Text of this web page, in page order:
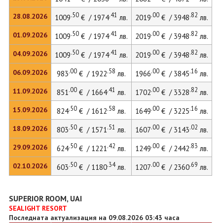
28.08.2026
01.09.2026
04.09.2026
06.09.2026
11.09.2026
15.09.2026
18.09.2026
29.09.2026
02.10.2026
1009.50€ / 1974.41 лв. 2019.00€ / 3948.82 лв.
1009.50€ / 1974.41 лв. 2019.00€ / 3948.82 лв.
1009.50€ / 1974.41 лв. 2019.00€ / 3948.82 лв.
983.00€ / 1922.58 лв. 1966.00€ / 3845.16 лв.
851.00€ / 1664.41 лв. 1702.00€ / 3328.82 лв.
824.50€ / 1612.58 лв. 1649.00€ / 3225.16 лв.
803.50€ / 1571.51 лв. 1607.00€ / 3143.02 лв.
624.50€ / 1221.42 лв. 1249.00€ / 2442.83 лв.
603.50€ / 1180.34лв. 1207.00€ / 2360.69 лв.
SUPERIOR ROOM, UAI
SEALIGHT RESORT
Последната актуализация на 09.08.2026 03:43 часа